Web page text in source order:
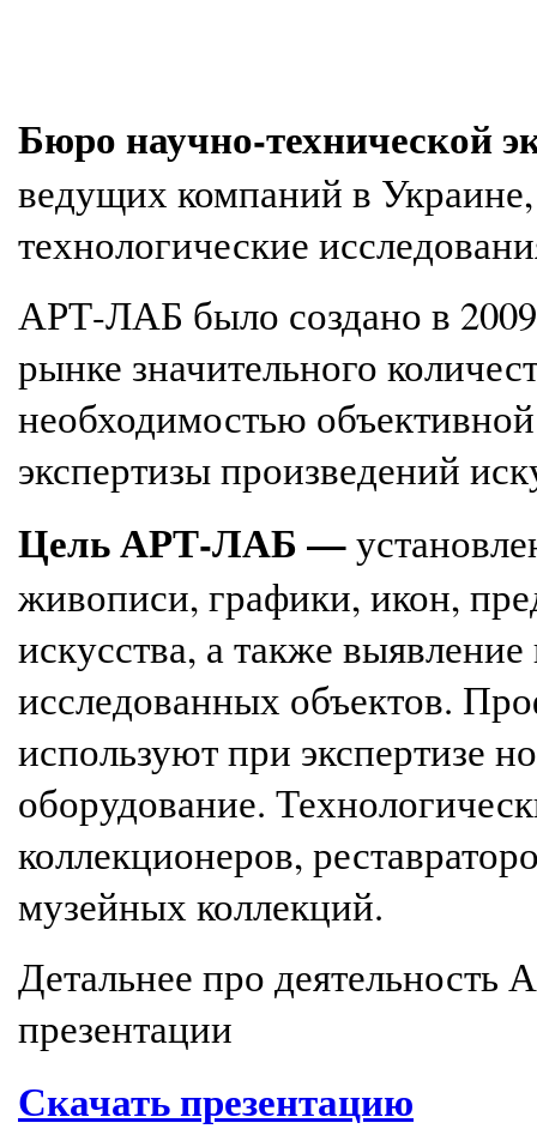
Бюро научно-технической
ведущих компаний в
технологические
АРТ-ЛАБ было создано в 2009
рынке значительного
необходимостью
экспертизы произведений
Цель АРТ-ЛАБ —
живописи, графики, икон,
искусства, а также
исследованных объектов.
используют при экспертизе
оборудование.
коллекционеров,
музейных коллекций.
Детальнее про
презентации
Скачать презентацию